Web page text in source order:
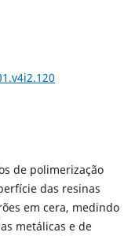
de polimerização
das resinas
em cera, medindo
metálicas e de